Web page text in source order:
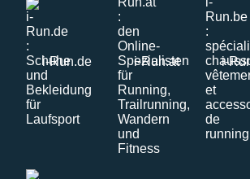
i-Run.de i-Run.at i-